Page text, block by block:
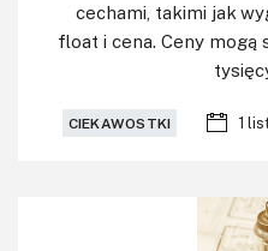
cechami, takimi jak
float i cena. Ceny mogą
CIEKAWOSTKI 1